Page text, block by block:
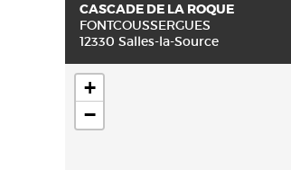
CASCADE DE LA ROQUE
FONTCOUSSERGUES
12330 Salles-la-Source
+
−